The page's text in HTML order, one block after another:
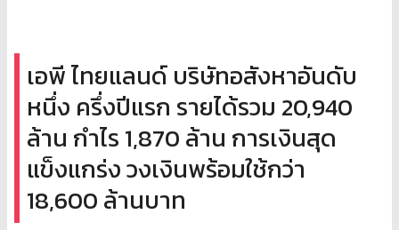
เอพี ไทยแลนด์ บริษัทอสังหาอันดับ
หนึ่ง ครึ่งปีแรก รายได้รวม 20,940
ล้าน กำไร 1,870 ล้าน การเงินสุด
แข็งแกร่ง วงเงินพร้อมใช้กว่า
18,600 ล้านบาท